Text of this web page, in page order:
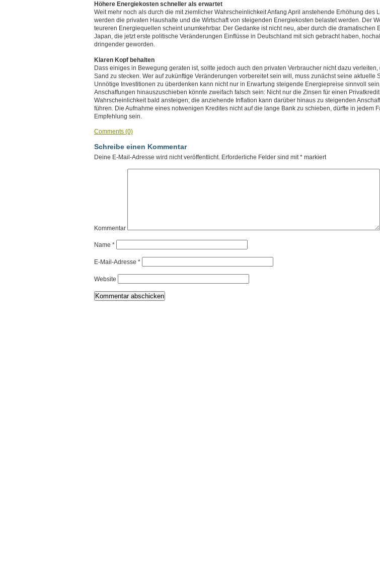
Höhere Energiekosten schneller als erwartet
Weit mehr noch als durch die mit ziemlicher Wahrscheinlichkeit Anfang April anstehende Erhöhung des
werden die privaten Haushalte und die Wirtschaft von steigenden Energiekosten belastet werden. Der
teureren Energiequellen scheint unumkehrbar. Der Gedanke ist nicht neu, aber durch die dramatischen
Japan, die jetzt erste politische Veränderungen Einflüsse in Deutschland mit sich gebracht haben,
dringender geworden.
Klaren Kopf behalten
Dass einiges in Bewegung geraten ist, sollte jedoch auch den privaten Verbraucher nicht dazu verleiten,
Sand zu stecken. Wer auf zukünftige Veränderungen vorbereitet sein will, muss zunächst seine aktuelle
Unnötige Investitionen zu überdenken kann nicht nur in Erwartung steigende Energiepreise sinnvoll
Anschaffungen hinauszuschieben könnte zweifach falsch sein: Nicht nur die Zinsen für einen
Wahrscheinlichkeit bald ansteigen; die anziehende Inflation kann darüber hinaus zu steigenden
führen. Die Aufnahme eines notwenigen Kredites nicht auf die lange Bank zu schieben, dürfte in jedem
Empfehlung sein.
Comments (0)
Schreibe einen Kommentar
Deine E-Mail-Adresse wird nicht veröffentlicht. Erforderliche Felder sind mit* markiert
Kommentar
Name *
E-Mail-Adresse *
Website